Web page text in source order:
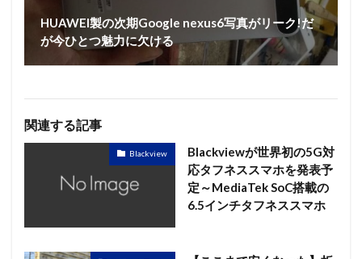
HUAWEI製の次期Google nexus6写真がリーク!だ
が今ひとつ魅力に欠ける
関連する記事
Blackview
Blackviewが世界初の5G対
応タフネススマホを発表予
定～MediaTek SoC搭載の
6.5インチタフネススマホ